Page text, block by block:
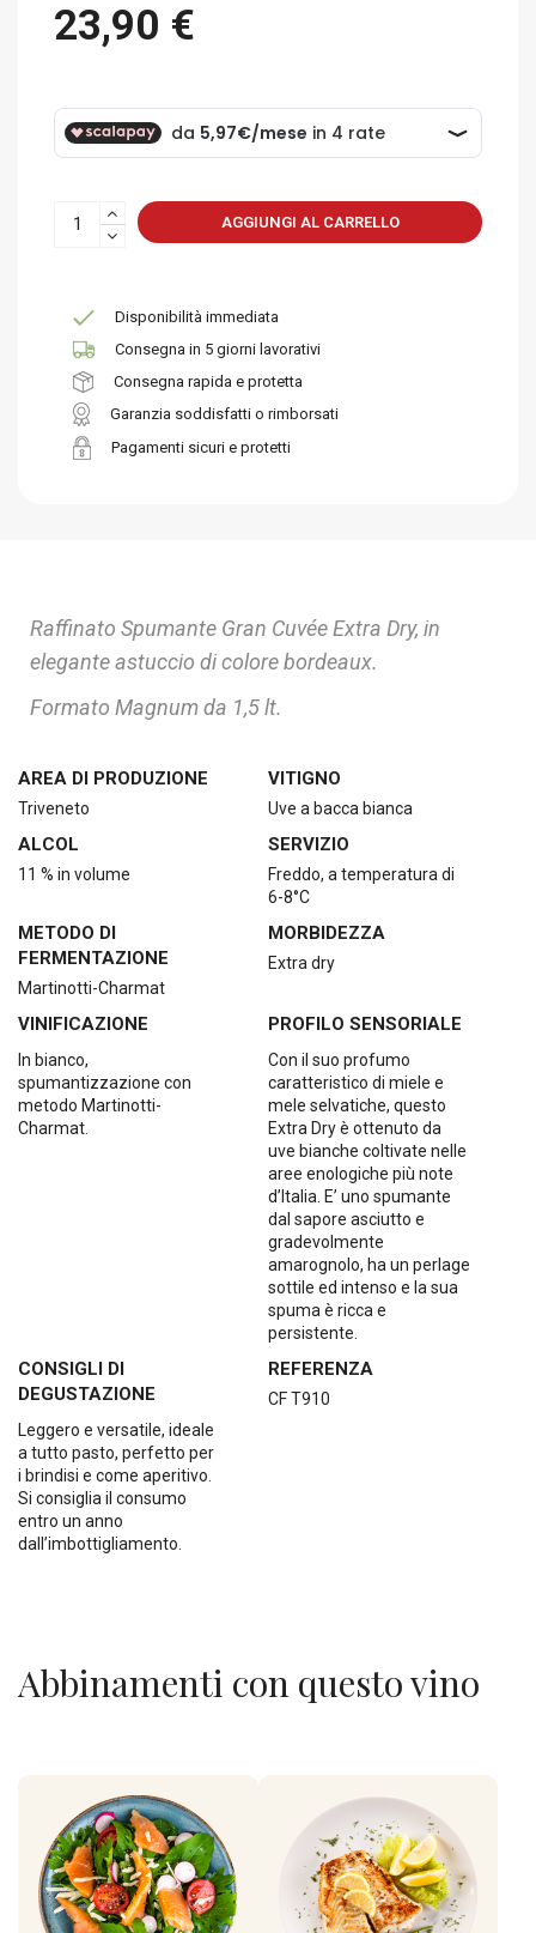
23,90 €
AGGIUNGI AL CARRELLO
Disponibilità immediata
Consegna in 5 giorni lavorativi
Consegna rapida e protetta
Garanzia soddisfatti o rimborsati
Pagamenti sicuri e protetti
Raffinato Spumante Gran Cuvée Extra Dry, in
elegante astuccio di colore bordeaux.
Formato Magnum da 1,5 lt.
AREA DI PRODUZIONE
Triveneto
VITIGNO
Uve a bacca bianca
ALCOL
11 % in volume
SERVIZIO
Freddo, a temperatura di
6-8°C
METODO DI
FERMENTAZIONE
Martinotti-Charmat
MORBIDEZZA
Extra dry
VINIFICAZIONE
In bianco,
spumantizzazione con
metodo Martinotti-
Charmat.
PROFILO SENSORIALE
Con il suo profumo
caratteristico di miele e
mele selvatiche, questo
Extra Dry è ottenuto da
uve bianche coltivate nelle
aree enologiche più note
d’Italia. E’ uno spumante
dal sapore asciutto e
gradevolmente
amarognolo, ha un perlage
sottile ed intenso e la sua
spuma è ricca e
persistente.
CONSIGLI DI
DEGUSTAZIONE
Leggero e versatile, ideale
a tutto pasto, perfetto per
i brindisi e come aperitivo.
Si consiglia il consumo
entro un anno
dall’imbottigliamento.
REFERENZA
CF T910
Abbinamenti con questo vino